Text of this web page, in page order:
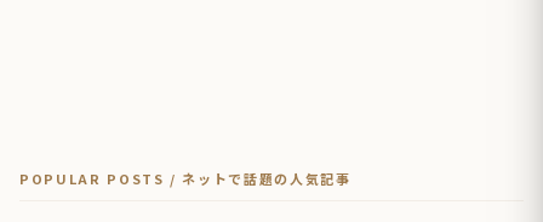
POPULAR POSTS / ネットで話題の人気記事